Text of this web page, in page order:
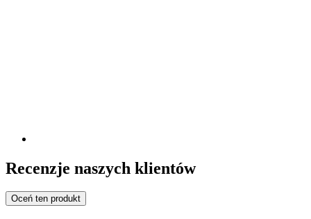
Recenzje naszych klientów
Oceń ten produkt